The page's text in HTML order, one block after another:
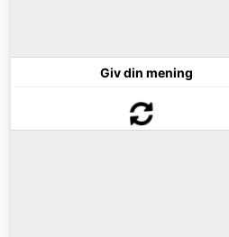
Giv din mening